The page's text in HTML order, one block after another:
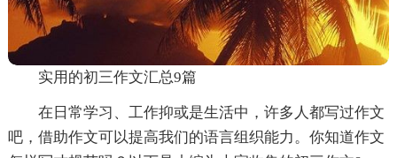
实用的初三作文汇总9篇
在日常学习、工作抑或是生活中，许多人都写过作文
吧，借助作文可以提高我们的语言组织能力。你知道作文